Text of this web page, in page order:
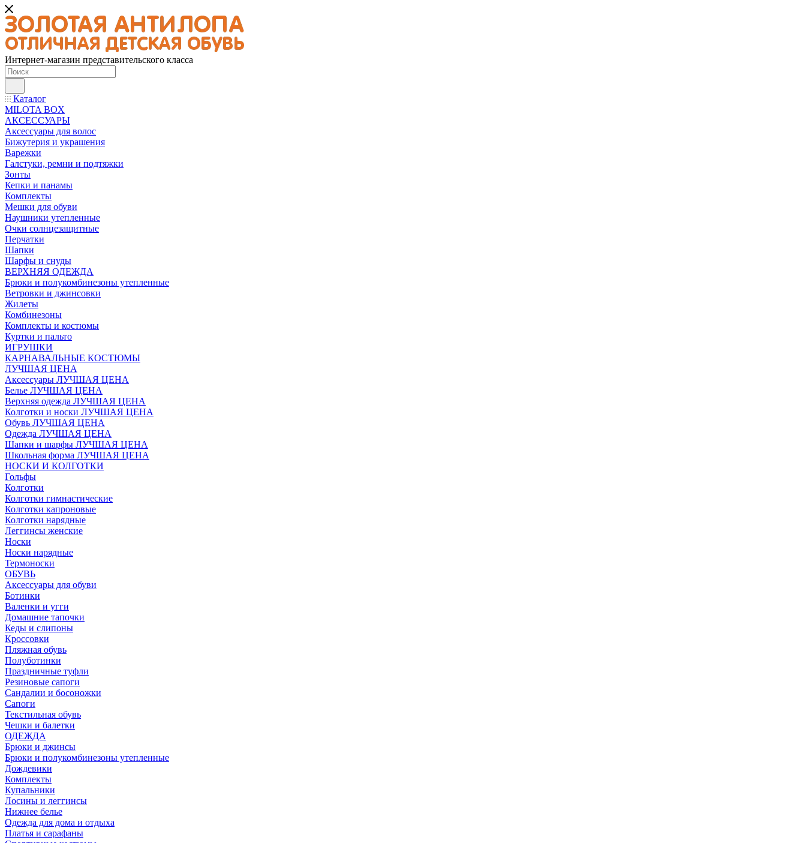
Интернет-магазин представительского класса
Каталог
MILOTA BOX
АКСЕССУАРЫ
Аксессуары для волос
Бижутерия и украшения
Варежки
Галстуки, ремни и подтяжки
Зонты
Кепки и панамы
Комплекты
Мешки для обуви
Наушники утепленные
Очки солнцезащитные
Перчатки
Шапки
Шарфы и снуды
ВЕРХНЯЯ ОДЕЖДА
Брюки и полукомбинезоны утепленные
Ветровки и джинсовки
Жилеты
Комбинезоны
Комплекты и костюмы
Куртки и пальто
ИГРУШКИ
КАРНАВАЛЬНЫЕ КОСТЮМЫ
ЛУЧШАЯ ЦЕНА
Аксессуары ЛУЧШАЯ ЦЕНА
Белье ЛУЧШАЯ ЦЕНА
Верхняя одежда ЛУЧШАЯ ЦЕНА
Колготки и носки ЛУЧШАЯ ЦЕНА
Обувь ЛУЧШАЯ ЦЕНА
Одежда ЛУЧШАЯ ЦЕНА
Шапки и шарфы ЛУЧШАЯ ЦЕНА
Школьная форма ЛУЧШАЯ ЦЕНА
НОСКИ И КОЛГОТКИ
Гольфы
Колготки
Колготки гимнастические
Колготки капроновые
Колготки нарядные
Леггинсы женские
Носки
Носки нарядные
Термоноски
ОБУВЬ
Аксессуары для обуви
Ботинки
Валенки и угги
Домашние тапочки
Кеды и слипоны
Кроссовки
Пляжная обувь
Полуботинки
Праздничные туфли
Резиновые сапоги
Сандалии и босоножки
Сапоги
Текстильная обувь
Чешки и балетки
ОДЕЖДА
Брюки и джинсы
Брюки и полукомбинезоны утепленные
Дождевики
Комплекты
Купальники
Лосины и леггинсы
Нижнее белье
Одежда для дома и отдыха
Платья и сарафаны